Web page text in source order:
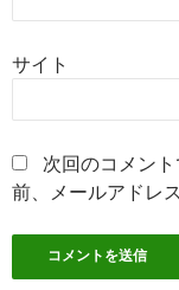
サイト
次回のコメン
前、メールアドレ